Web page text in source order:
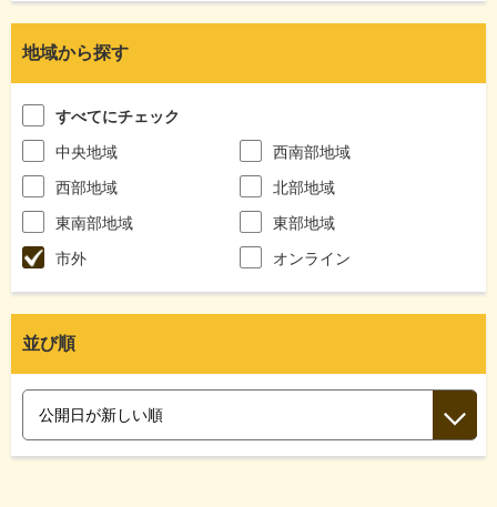
地域から探す
すべてにチェック
中央地域
西南部地域
西部地域
北部地域
東南部地域
東部地域
市外
オンライン
並び順